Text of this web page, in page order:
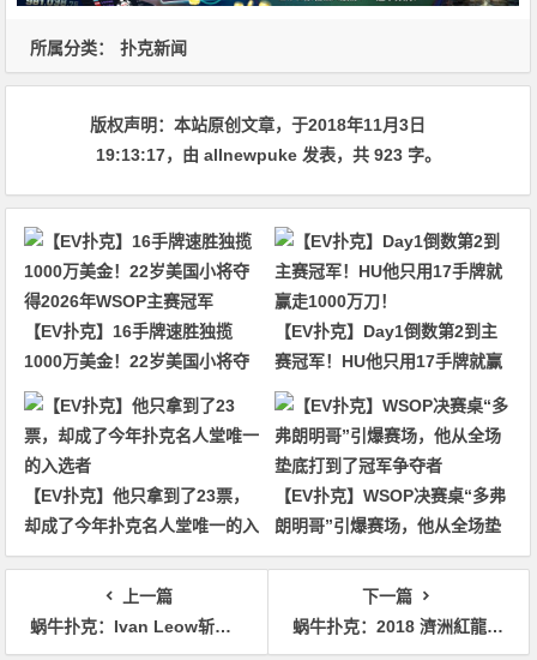
所属分类： 扑克新闻
版权声明：本站原创文章，于2018年11月3日
19:13:17，由allnewpuke 发表，共 923 字。
【EV扑克】16手牌速胜独揽
1000万美金！22岁美国小将夺
得2026年WSOP主赛冠军
【EV扑克】Day1倒数第2到主
赛冠军！HU他只用17手牌就赢
走1000万刀！
【EV扑克】他只拿到了23票，
却成了今年扑克名人堂唯一的入
选者
【EV扑克】WSOP决赛桌“多弗
朗明哥”引爆赛场，他从全场垫
底打到了冠军争夺者
上一篇
蜗牛扑克：Ivan Leow斩获€100,000 WSOPE LEON豪客赛冠军，入账€1,251,455
下一篇
蜗牛扑克：2018 濟洲紅龍盃（济州红龙杯） – 第29届红龙杯官方赛程 首发